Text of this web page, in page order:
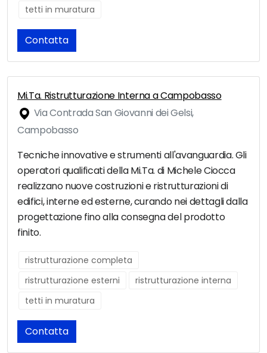
tetti in muratura
Contatta
Mi.Ta. Ristrutturazione Interna a Campobasso
Via Contrada San Giovanni dei Gelsi,
Campobasso
Tecniche innovative e strumenti all'avanguardia. Gli
operatori qualificati della Mi.Ta. di Michele Ciocca
realizzano nuove costruzioni e ristrutturazioni di
edifici, interne ed esterne, curando nei dettagli dalla
progettazione fino alla consegna del prodotto
finito.
ristrutturazione completa
ristrutturazione esterni
ristrutturazione interna
tetti in muratura
Contatta